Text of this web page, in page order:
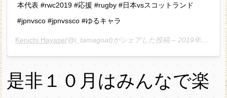
本代表 #rwc2019 #応援 #rugby #日本vsスコットランド
#jpnvsco #jpnvssco #ゆるキャラ
Kenichi Hayase(@i_tamagoat)がシェアした投稿 –2019年10月月13日午前3時07分PDT
是非１０月はみんなで楽